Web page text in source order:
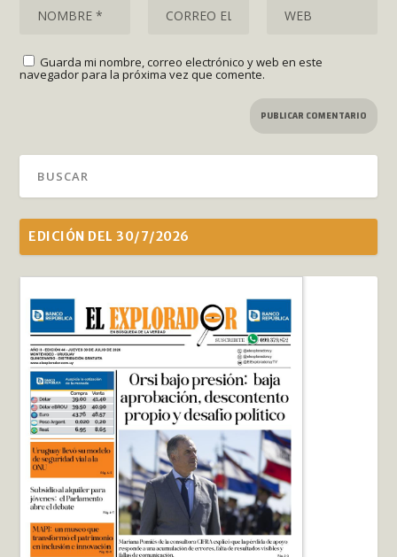
Guarda mi nombre, correo electrónico y web en este
navegador para la próxima vez que comente.
EDICIÓN DEL 30/7/2026